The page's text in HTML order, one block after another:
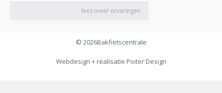
© 2026Bakfietscentrale
Webdesign + realisatie Poiter Design